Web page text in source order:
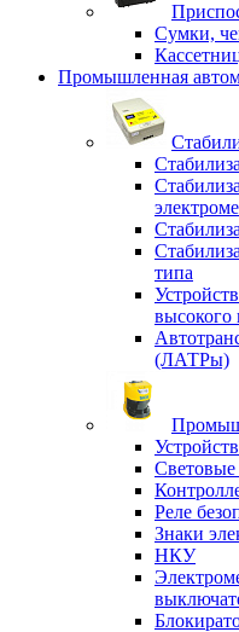
Сумки,
Промышленная
типа
(ЛАТРы)
Световые
Реле
Знаки
НКУ